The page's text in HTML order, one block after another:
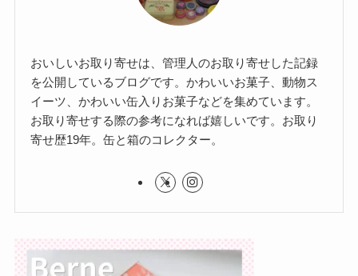
おいしいお取り寄せは、管理人のお取り寄せした記録
を公開しているブログです。かわいいお菓子、動物ス
イーツ、かわいい缶入りお菓子などを集めています。
お取り寄せする際の参考になれば嬉しいです。お取り
寄せ歴19年。缶と箱のコレクター。